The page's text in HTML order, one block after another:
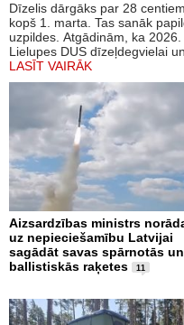
Dīzelis dārgāks par 28
kopš 1. marta. Tas sanāk
uzpildes. Atgādinām, ka
Lielupes DUS dīzeļdegvielai
LASĪT VAIRĀK
Aizsardzības ministrs
uz nepieciešamību Latvijai
sagādāt savas spārnotās un
ballistiskās raķetes
11